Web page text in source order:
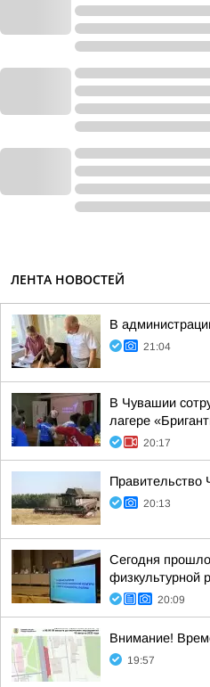
ЛЕНТА НОВОСТЕЙ
В
21:04
В Чувашии
лагере
20:17
Правительство
20:13
Сегодня прошло
физкультурной
20:09
Внимание!
19:57